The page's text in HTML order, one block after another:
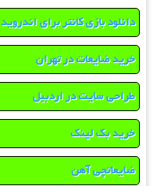
دانلود بازی کانتر برای اندروید
خرید ضایعات در تهران
طراحی سایت در اردبیل
خرید بک لینک
ضایعاتچی آهن